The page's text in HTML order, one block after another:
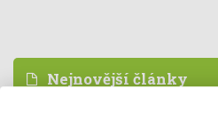
Nejnovější články